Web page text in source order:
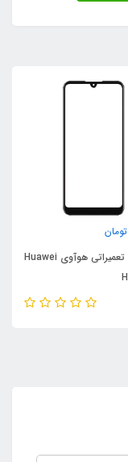
تومان
تاچ گلس تعمیراتی هوآوی Huawei